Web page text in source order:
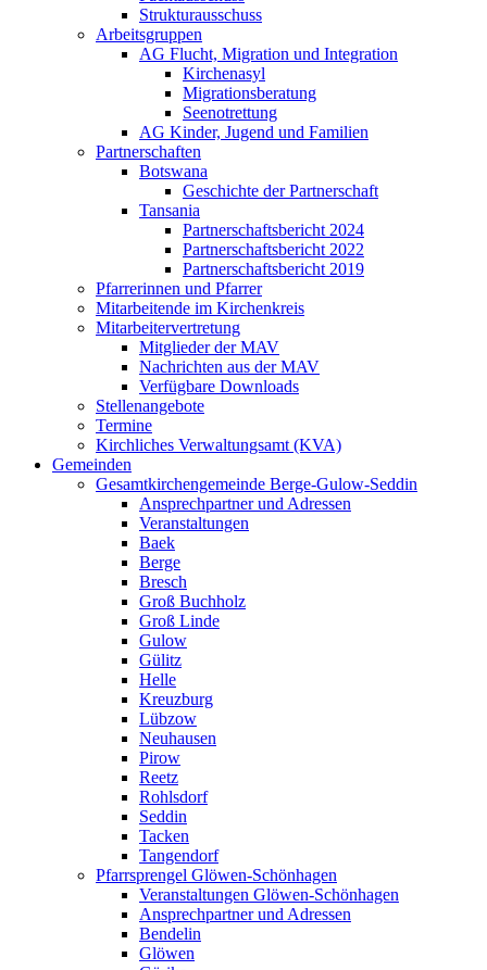
Strukturausschuss
Arbeitsgruppen
AG Flucht, Migration und Integration
Kirchenasyl
Migrationsberatung
Seenotrettung
AG Kinder, Jugend und Familien
Partnerschaften
Botswana
Geschichte der Partnerschaft
Tansania
Partnerschaftsbericht 2024
Partnerschaftsbericht 2022
Partnerschaftsbericht 2019
Pfarrerinnen und Pfarrer
Mitarbeitende im Kirchenkreis
Mitarbeitervertretung
Mitglieder der MAV
Nachrichten aus der MAV
Verfügbare Downloads
Stellenangebote
Termine
Kirchliches Verwaltungsamt (KVA)
Gemeinden
Gesamtkirchengemeinde Berge-Gulow-Seddin
Ansprechpartner und Adressen
Veranstaltungen
Baek
Berge
Bresch
Groß Buchholz
Groß Linde
Gulow
Gülitz
Helle
Kreuzburg
Lübzow
Neuhausen
Pirow
Reetz
Rohlsdorf
Seddin
Tacken
Tangendorf
Pfarrsprengel Glöwen-Schönhagen
Veranstaltungen Glöwen-Schönhagen
Ansprechpartner und Adressen
Bendelin
Glöwen